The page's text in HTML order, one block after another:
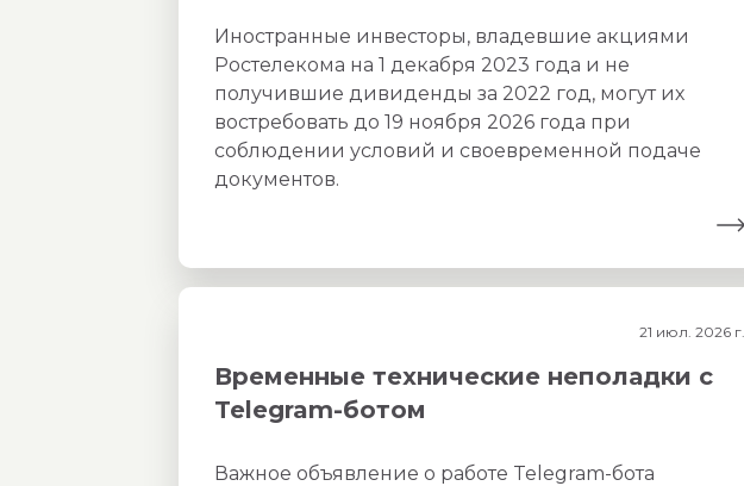
Иностранные инвесторы, владевшие акциями
Ростелекома на 1 декабря 2023 года и не
получившие дивиденды за 2022 год, могут их
востребовать до 19 ноября 2026 года при
соблюдении условий и своевременной подаче
документов.
21 июл. 2026 г.
Временные технические неполадки с
Telegram-ботом
Важное объявление о работе Telegram-бота